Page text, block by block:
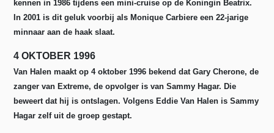
kennen in 1986 tijdens een mini-cruise op de Koningin Beatrix.
In 2001 is dit geluk voorbij als Monique Carbiere een 22-jarige
minnaar aan de haak slaat.
4 OKTOBER 1996
Van Halen maakt op 4 oktober 1996 bekend dat Gary Cherone, de
zanger van Extreme, de opvolger is van Sammy Hagar. Die
beweert dat hij is ontslagen. Volgens Eddie Van Halen is Sammy
Hagar zelf uit de groep gestapt.